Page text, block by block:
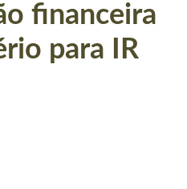
financeira
para IR